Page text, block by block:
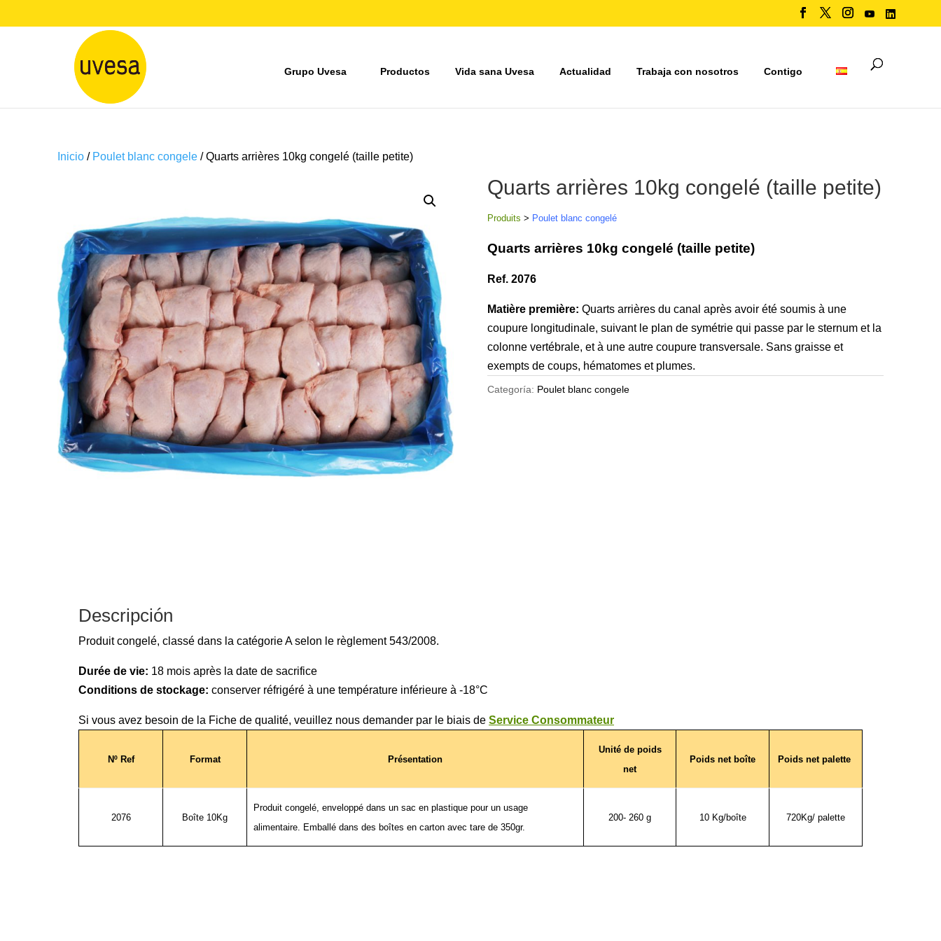
Grupo Uvesa Productos Vida sana Uvesa Actualidad Trabaja con nosotros Contigo
Inicio / Poulet blanc congele / Quarts arrières 10kg congelé (taille petite)
Quarts arrières 10kg congelé (taille petite)
Produits > Poulet blanc congelé
Quarts arrières 10kg congelé (taille petite)
Ref. 2076
Matière première: Quarts arrières du canal après avoir été soumis à une
coupure longitudinale, suivant le plan de symétrie qui passe par le sternum et la
colonne vertébrale, et à une autre coupure transversale. Sans graisse et
exempts de coups, hématomes et plumes.
Categoría: Poulet blanc congele
Descripción
Produit congelé, classé dans la catégorie A selon le règlement 543/2008.
Durée de vie: 18 mois après la date de sacrifice
Conditions de stockage: conserver réfrigéré à une température inférieure à -18°C
Si vous avez besoin de la Fiche de qualité, veuillez nous demander par le biais de Service Consommateur
Nº Ref Format Présentation
Unité de poids
net
Poids net boîte Poids net palette
2076 Boîte 10Kg
Produit congelé, enveloppé dans un sac en plastique pour un usage
alimentaire. Emballé dans des boîtes en carton avec tare de 350gr.
200- 260 g 10 Kg/boîte 720Kg/ palette